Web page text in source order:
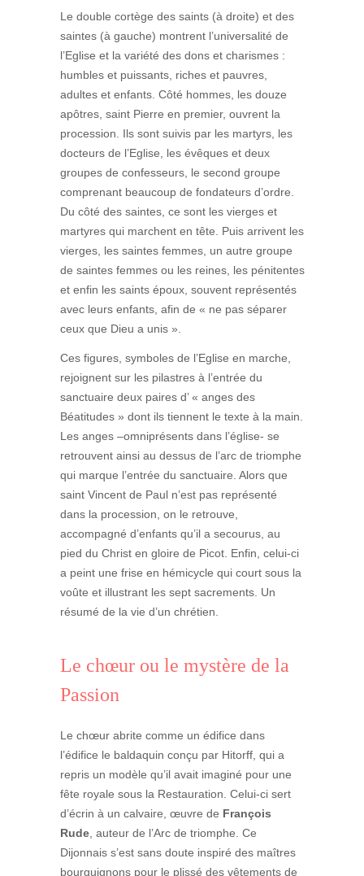
Le double cortège des saints (à droite) et des
saintes (à gauche) montrent l’universalité de
l’Eglise et la variété des dons et charismes :
humbles et puissants, riches et pauvres,
adultes et enfants. Côté hommes, les douze
apôtres, saint Pierre en premier, ouvrent la
procession. Ils sont suivis par les martyrs, les
docteurs de l’Eglise, les évêques et deux
groupes de confesseurs, le second groupe
comprenant beaucoup de fondateurs d’ordre.
Du côté des saintes, ce sont les vierges et
martyres qui marchent en tête. Puis arrivent les
vierges, les saintes femmes, un autre groupe
de saintes femmes ou les reines, les pénitentes
et enfin les saints époux, souvent représentés
avec leurs enfants, afin de « ne pas séparer
ceux que Dieu a unis ».
Ces figures, symboles de l’Eglise en marche,
rejoignent sur les pilastres à l’entrée du
sanctuaire deux paires d’ « anges des
Béatitudes » dont ils tiennent le texte à la main.
Les anges –omniprésents dans l’église- se
retrouvent ainsi au dessus de l’arc de triomphe
qui marque l’entrée du sanctuaire. Alors que
saint Vincent de Paul n’est pas représenté
dans la procession, on le retrouve,
accompagné d’enfants qu’il a secourus, au
pied du Christ en gloire de Picot. Enfin, celui-ci
a peint une frise en hémicycle qui court sous la
voûte et illustrant les sept sacrements. Un
résumé de la vie d’un chrétien.
Le chœur ou le mystère de la
Passion
Le chœur abrite comme un édifice dans
l’édifice le baldaquin conçu par Hitorff, qui a
repris un modèle qu’il avait imaginé pour une
fête royale sous la Restauration. Celui-ci sert
d’écrin à un calvaire, œuvre de François
Rude, auteur de l’Arc de triomphe. Ce
Dijonnais s’est sans doute inspiré des maîtres
bourguignons pour le plissé des vêtements de